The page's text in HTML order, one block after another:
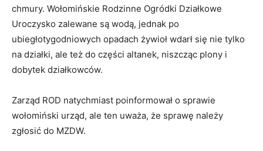
chmury. Wołomińskie Rodzinne Ogródki Działkowe
Uroczysko zalewane są wodą, jednak po
ubiegłotygodniowych opadach żywioł wdarł się nie tylko
na działki, ale też do części altanek, niszcząc plony i
dobytek działkowców.
Zarząd ROD natychmiast poinformował o sprawie
wołomiński urząd, ale ten uważa, że sprawę należy
zgłosić do MZDW.